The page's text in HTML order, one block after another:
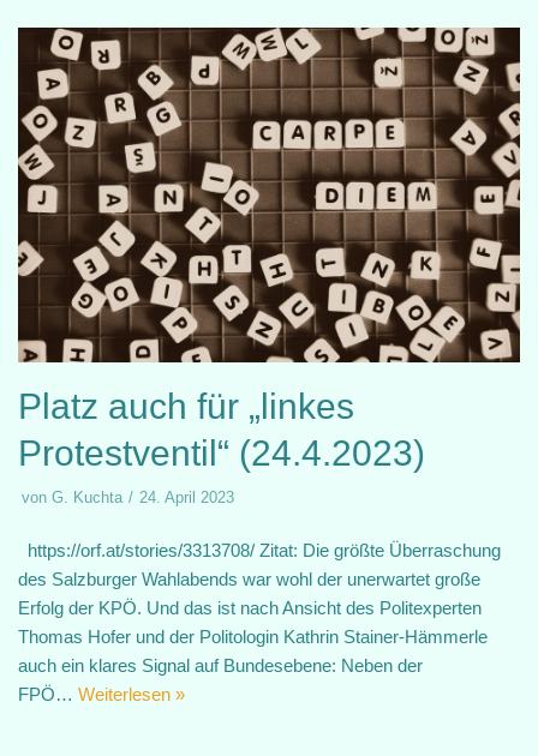
Platz auch für „linkes
Protestventil“ (24.4.2023)
von G. Kuchta 24. April 2023
https://orf.at/stories/3313708/ Zitat: Die größte Überraschung
des Salzburger Wahlabends war wohl der unerwartet große
Erfolg der KPÖ. Und das ist nach Ansicht des Politexperten
Thomas Hofer und der Politologin Kathrin Stainer-Hämmerle
auch ein klares Signal auf Bundesebene: Neben der
FPÖ… Weiterlesen »